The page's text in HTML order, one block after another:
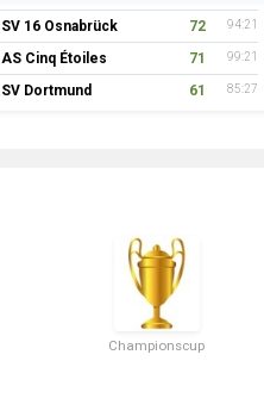
SV 16 Osnabrück 72 94:21
AS Cinq Étoiles 71 99:21
SV Dortmund 61 85:27
Championscup